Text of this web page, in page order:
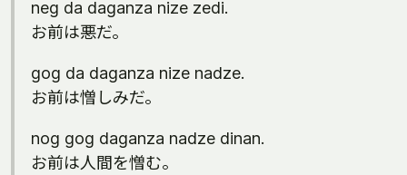
neg da daganza nize zedi.
お前は悪だ。
gog da daganza nize nadze.
お前は憎しみだ。
nog gog daganza nadze dinan.
お前は人間を憎む。